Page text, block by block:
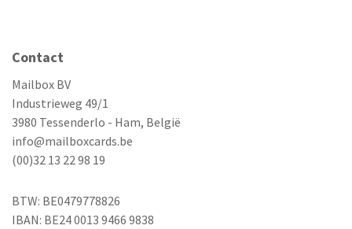
Contact
Mailbox BV
Industrieweg 49/1
3980 Tessenderlo - Ham, België
info@mailboxcards.be
(00)32 13 22 98 19
BTW: BE0479778826
IBAN: BE24 0013 9466 9838